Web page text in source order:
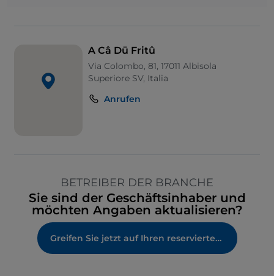
A Câ Dü Fritû
Via Colombo, 81, 17011 Albisola
Superiore SV, Italia
Anrufen
BETREIBER DER BRANCHE
Sie sind der Geschäftsinhaber und
möchten Angaben aktualisieren?
Greifen Sie jetzt auf Ihren reservierten Bereich zu